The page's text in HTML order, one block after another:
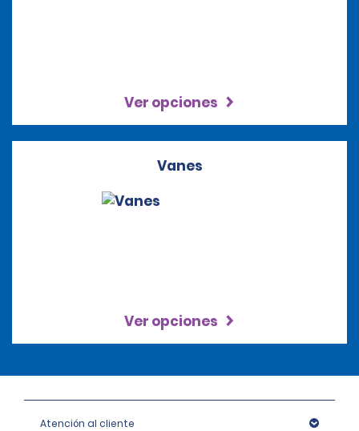
Ver opciones
Vanes
Ver opciones
Atención al cliente